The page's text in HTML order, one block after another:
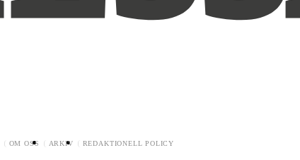
OM OSS ARKIV REDAKTIONELL POLICY